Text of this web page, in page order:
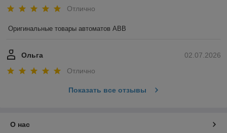
Отлично
Оригинальные товары автоматов ABB
02.07.2026
Ольга
Отлично
Показать все отзывы
О нас